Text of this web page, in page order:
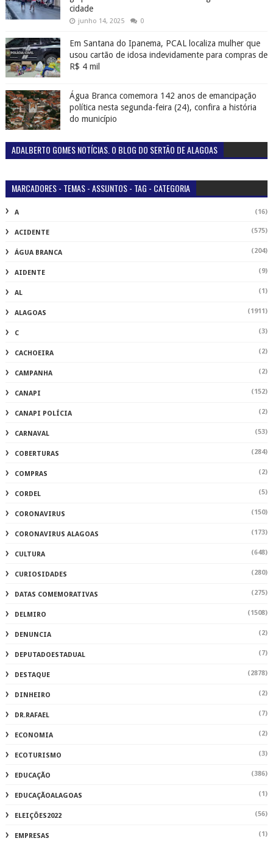
cidade
junho 14, 2025 0
Em Santana do Ipanema, PCAL localiza mulher que
usou cartão de idosa indevidamente para compras de
R$ 4 mil
Água Branca comemora 142 anos de emancipação
política nesta segunda-feira (24), confira a história
do município
ADALBERTO GOMES NOTÍCIAS. O BLOG DO SERTÃO DE ALAGOAS
MARCADORES - TEMAS - ASSUNTOS - TAG - CATEGORIA
A (16)
ACIDENTE (575)
ÁGUA BRANCA (204)
AIDENTE (9)
AL (1)
ALAGOAS (1911)
C (3)
CACHOEIRA (2)
CAMPANHA (2)
CANAPI (152)
CANAPI POLÍCIA (2)
CARNAVAL (53)
COBERTURAS (284)
COMPRAS (2)
CORDEL (5)
CORONAVIRUS (150)
CORONAVIRUS ALAGOAS (173)
CULTURA (648)
CURIOSIDADES (280)
DATAS COMEMORATIVAS (275)
DELMIRO (1508)
DENUNCIA (2)
DEPUTADOESTADUAL (7)
DESTAQUE (2878)
DINHEIRO (2)
DR.RAFAEL (7)
ECONOMIA (2)
ECOTURISMO (3)
EDUCAÇÃO (386)
EDUCAÇÃOALAGOAS (1)
ELEIÇÕES2022 (56)
EMPRESAS (1)